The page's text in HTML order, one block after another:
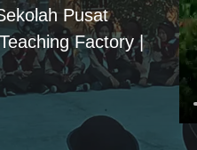
Pusat
Factory |